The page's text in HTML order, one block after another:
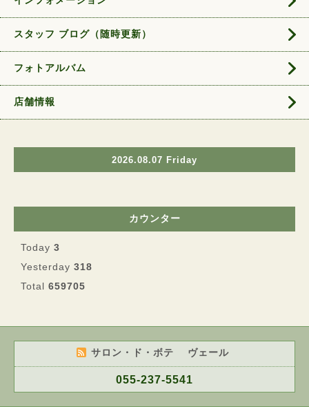
スタッフ ブログ（随時更新）
フォトアルバム
店舗情報
2026.08.07 Friday
カウンター
Today 3
Yesterday 318
Total 659705
サロン・ド・ボテ ヴェール
055-237-5541